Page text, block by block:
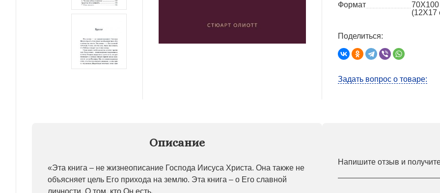
Формат
(12X17
Поделиться:
Задать вопрос о товаре:
Описание
«Эта книга – не жизнеописание Господа Иисуса Христа. Она также не
объясняет цель Его прихода на землю. Эта книга – о Его славной
Напишите отзыв и